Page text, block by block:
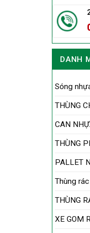
DANH
Sóng
THÙNG
CAN
THÙNG
PALLET
Thùng
THÙNG
XE GOM